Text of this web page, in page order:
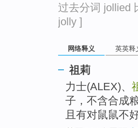
过去分词 jollied
jolly ]
网络释义 英英释
祖莉
力士(ALEX)、
子，不含合成
且有对鼠鼠不